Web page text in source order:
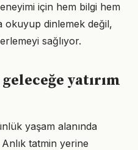
için hem bilgi hem
okuyup dinlemek değil,
sağlıyor.
yatırım
yaşam alanında
Anlık tatmin yerine